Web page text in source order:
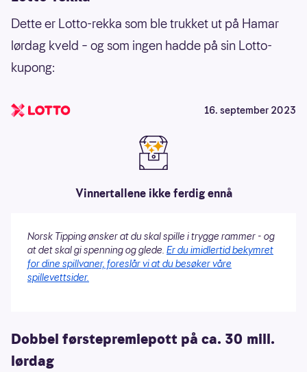
Dette er Lotto-rekka som ble trukket ut på Hamar
lørdag kveld – og som ingen hadde på sin Lotto-
kupong:
16. september 2023
Vinnertallene ikke ferdig ennå
Norsk Tipping ønsker at du skal spille i trygge rammer - og
at det skal gi spenning og glede. Er du imidlertid bekymret
for dine spillvaner, foreslår vi at du besøker våre
spillevettsider.
Dobbel førstepremiepott på ca. 30 mill.
lørdag